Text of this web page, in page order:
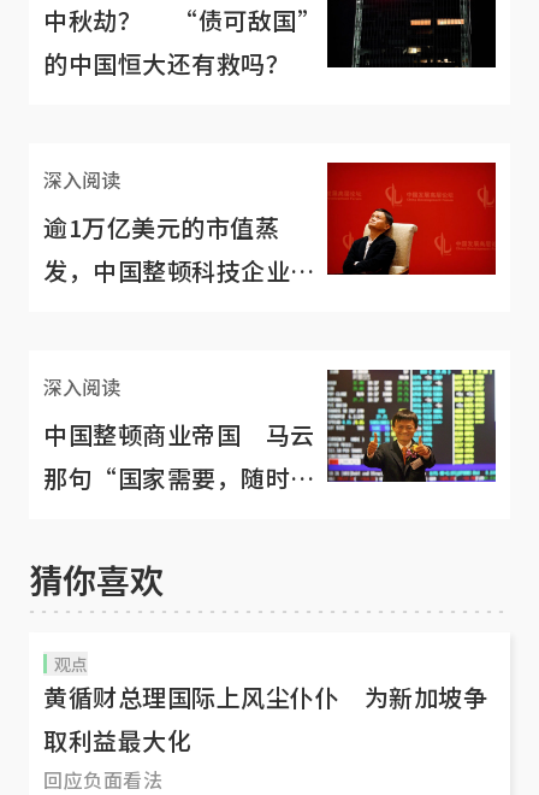
中秋劫？ “债可敌国”
的中国恒大还有救吗？
深入阅读
逾1万亿美元的市值蒸
发，中国整顿科技企业所
深入阅读
中国整顿商业帝国 马云
那句“国家需要，随时双
猜你喜欢
观点
黄循财总理国际上风尘仆仆 为新加坡争
取利益最大化
回应负面看法